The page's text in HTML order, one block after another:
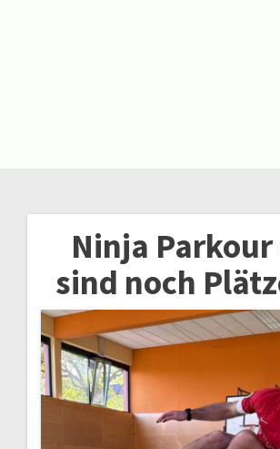
Ninja Parkour
sind noch